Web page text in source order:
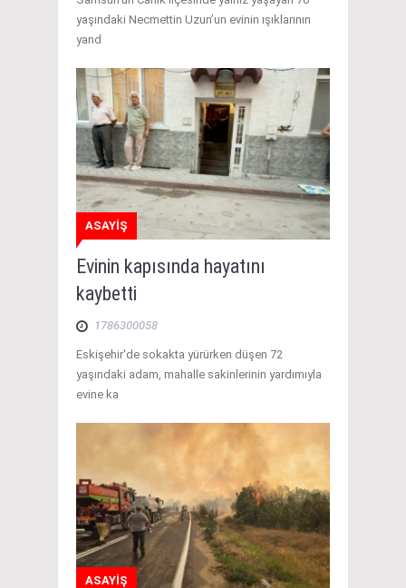
yaşındaki Necmettin Uzun’un evinin ışıklarının
yand
ASAYİŞ
Evinin kapısında hayatını
kaybetti
1786300058
Eskişehir'de sokakta yürürken düşen 72
yaşındaki adam, mahalle sakinlerinin yardımıyla
evine ka
ASAYİŞ